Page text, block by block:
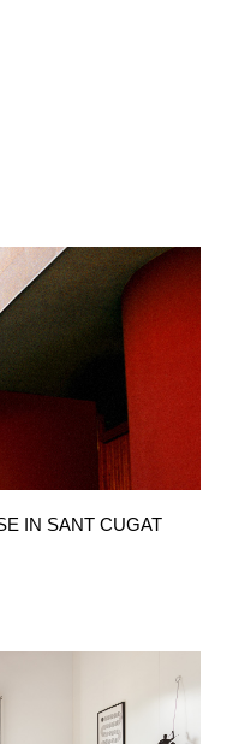
IN SANT CUGAT